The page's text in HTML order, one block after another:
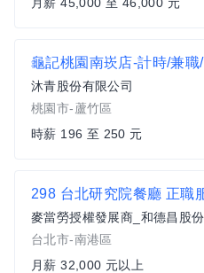
龜記桃園南崁店-計時/兼職
沐青股份有限公司
桃園市-蘆竹區
時薪 196 至 250 元
298 台北研究院餐廳 正職
麥當勞授權發展商_和德昌股
台北市-南港區
月薪 32,000 元以上